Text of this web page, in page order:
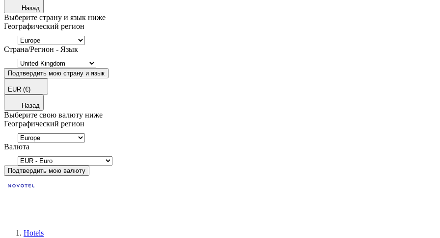
Назад
Выберите страну и язык ниже
Географический регион
Страна/Регион - Язык
Подтвердить мою страну и язык
EUR (€)
Назад
Выберите свою валюту ниже
Географический регион
Валюта
Подтвердить мою валюту
Hotels